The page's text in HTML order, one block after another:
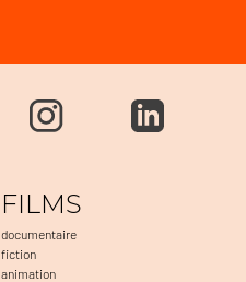
FILMS
documentaire
fiction
animation